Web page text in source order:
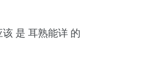
是 耳熟能详 的